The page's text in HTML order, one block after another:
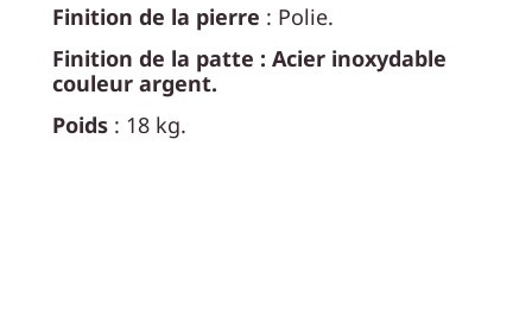
Finition de la pierre : Polie.
Finition de la patte : Acier inoxydable
couleur argent.
Poids : 18 kg.